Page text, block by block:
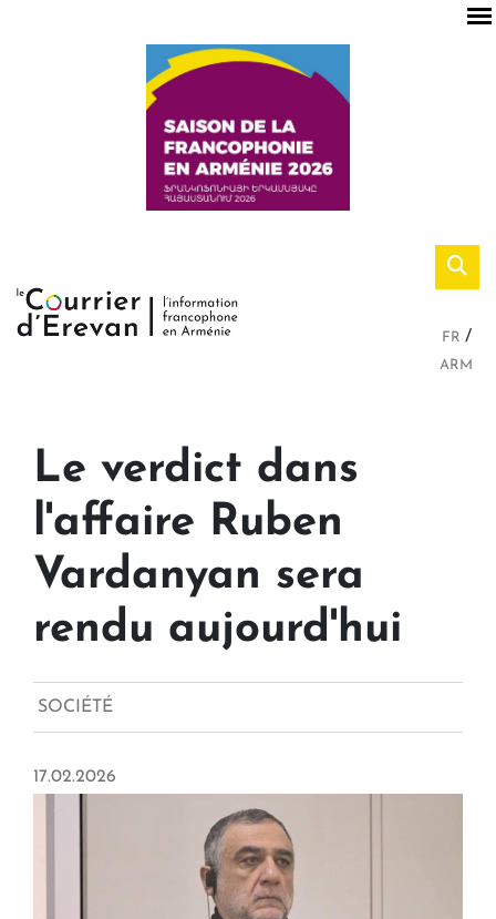
FR
ARM
Le verdict dans
l'affaire Ruben
Vardanyan sera
rendu aujourd'hui
SOCIÉTÉ
17.02.2026